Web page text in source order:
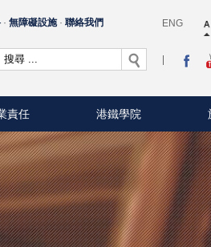
無障礙設施 聯絡我們 ENG
責任 港鐵學院